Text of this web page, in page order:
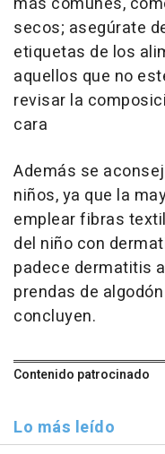
secos; asegúrate
etiquetas de los
aquellos que no
revisar la
cara
Además se
niños, ya que la
emplear fibras
del niño con
padece dermatitis
prendas de
concluyen.
Contenido patrocinado
Lo más leído